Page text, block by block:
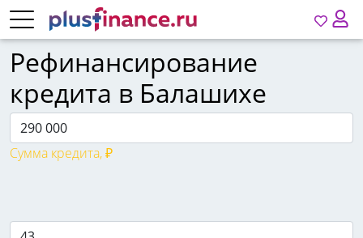
Рефинансирование
кредита в Балашихе
Сумма кредита, ₽